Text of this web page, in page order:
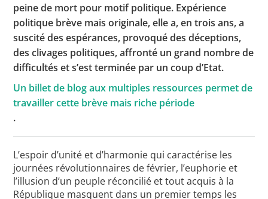
Les rendez-vous de l’APHG
Concours de recrutement
Concours scolaires
Conférences, tables rondes
Critique d’ouvrages publiés
peine de mort pour motif politique. Expérience
politique brève mais originale, elle a, en trois ans, a
suscité des espérances, provoqué des déceptions,
des clivages politiques, affronté un grand nombre de
difficultés et s’est terminée par un coup d’Etat.
Un billet de blog aux multiples ressources permet de
travailler cette brève mais riche période
.
L’espoir d’unité et d’harmonie qui caractérise les
journées révolutionnaires de février, l’euphorie et
l’illusion d’un peuple réconcilié et tout acquis à la
République masquent dans un premier temps les